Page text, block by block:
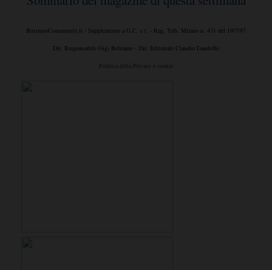
BusinessCommunity.it - Supplemento a G.C. e t. - Reg. Trib. Milano n. 431 del 19/7/97
Dir. Responsabile Gigi Beltrame - Dir. Editoriale Claudio Gandolfo
Politica della Privacy e cookie